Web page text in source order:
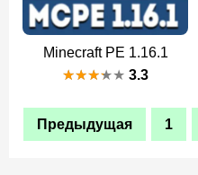
Minecraft PE 1.16.1
3.3
Предыдущая 1